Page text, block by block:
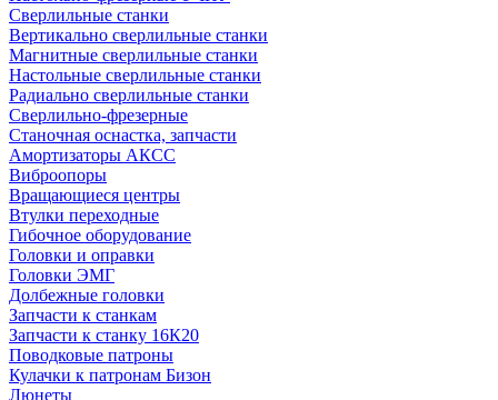
Сверлильные станки
Вертикально сверлильные станки
Магнитные сверлильные станки
Настольные сверлильные станки
Радиально сверлильные станки
Сверлильно-фрезерные
Станочная оснастка, запчасти
Амортизаторы АКСС
Виброопоры
Вращающиеся центры
Втулки переходные
Гибочное оборудование
Головки и оправки
Головки ЭМГ
Долбежные головки
Запчасти к станкам
Запчасти к станку 16К20
Поводковые патроны
Кулачки к патронам Бизон
Люнеты